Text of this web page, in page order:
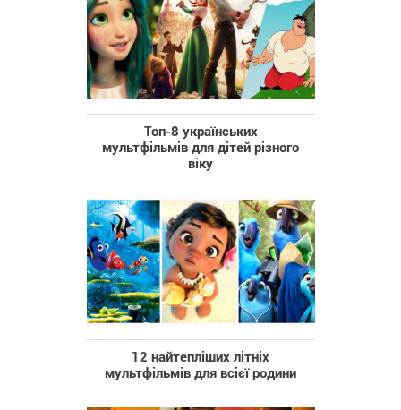
Топ-8 українських
мультфільмів для дітей різного
віку
12 найтепліших літніх
мультфільмів для всієї родини